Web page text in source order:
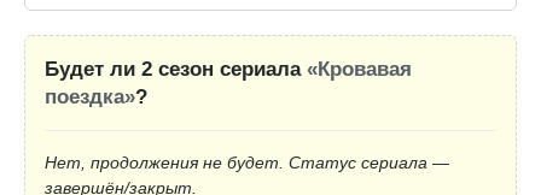
Будет ли 2 сезон сериала «Кровавая
поездка»?
Нет, продолжения не будет. Статус сериала —
завершён/закрыт.